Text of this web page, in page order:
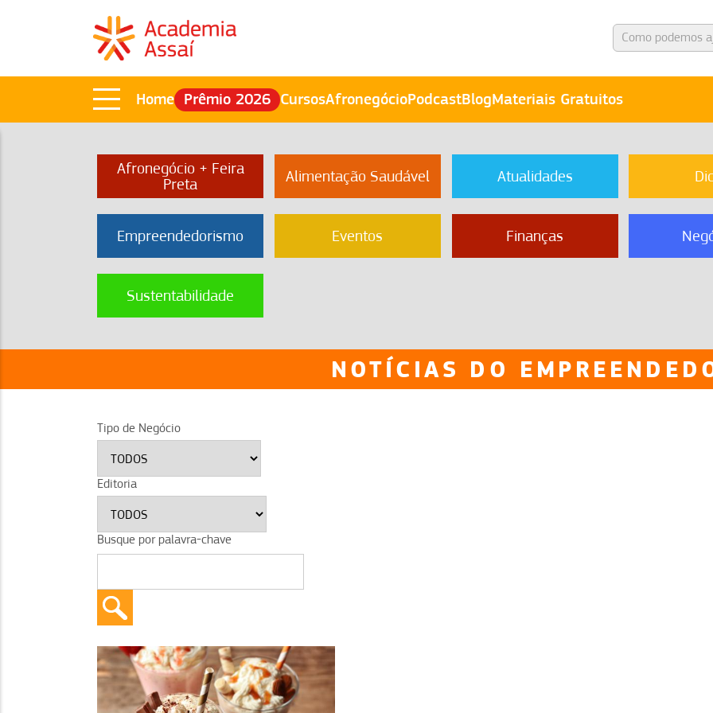
Home Prêmio 2026 CursosAfronegócioPodcastBlogMateriais Gratuitos
Afronegócio + Feira
Preta
Alimentação Saudável Atualidades
Empreendedorismo Eventos Finanças
Sustentabilidade
NOTÍCIAS DO
Tipo de Negócio
Editoria
Busque por palavra-chave